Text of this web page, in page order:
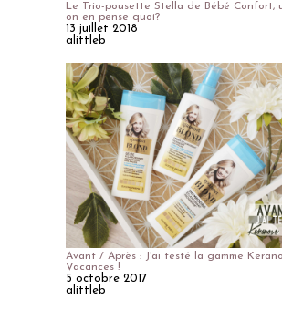
Le Trio-pousette Stella de Bébé Confort,
on en pense quoi?
13 juillet 2018
alittleb
Avant / Après : J'ai testé la gamme
Vacances !
5 octobre 2017
alittleb